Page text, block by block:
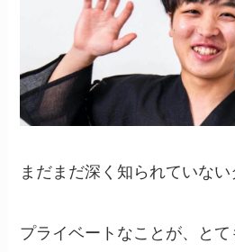
まだまだ深く知られていない
プライベートなことが、とて